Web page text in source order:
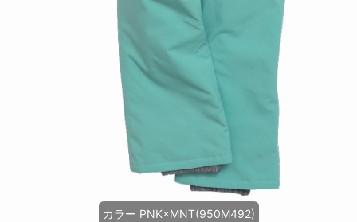
カラー PNK×MNT(950M492)